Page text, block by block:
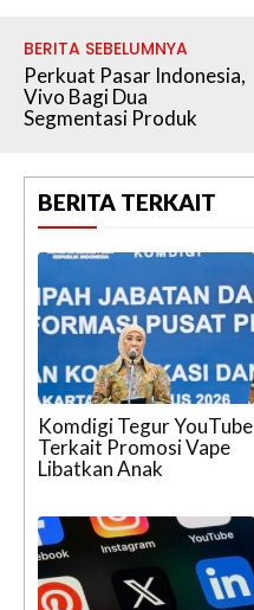
BERITA SEBELUMNYA
Perkuat Pasar Indonesia,
Vivo Bagi Dua
Segmentasi Produk
BERITA TERKAIT
Komdigi Tegur YouTube
Terkait Promosi Vape
Libatkan Anak